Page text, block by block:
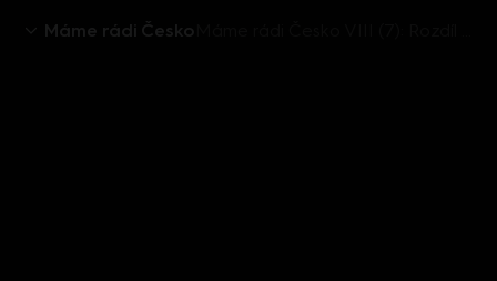
Máme rádi Česko